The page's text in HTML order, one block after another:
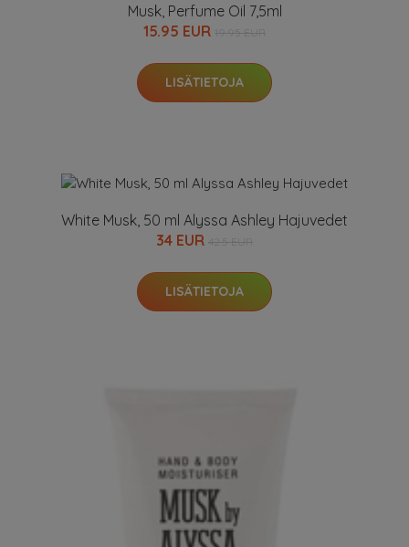
Musk, Perfume Oil 7,5ml
15.95 EUR
LISÄTIETOJA
White Musk, 50 ml Alyssa Ashley Hajuvedet
34 EUR
LISÄTIETOJA